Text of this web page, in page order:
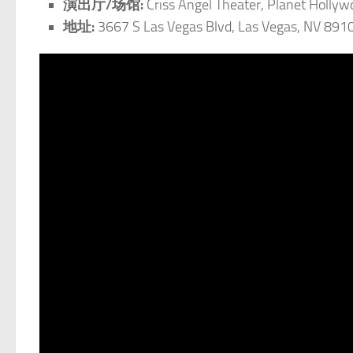
演出厅/场馆: Criss Angel Theater, Planet
地址: 3667 S Las Vegas Blvd, Las Vegas, NV